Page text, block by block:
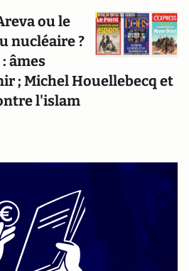
ou le
nucléaire ?
âmes
; Michel Houellebecq et
l'islam